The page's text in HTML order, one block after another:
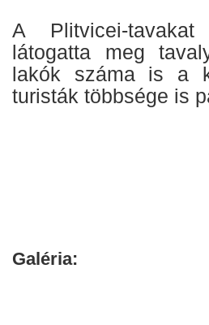
A Plitvicei-
látogatta meg
lakók száma is a
turisták többsége is
Galéria: